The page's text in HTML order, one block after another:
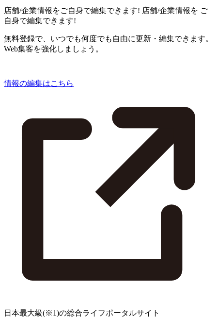
店舗/企業情報をご自身で編集できます! 店舗/企業情報を ご
自身で編集できます!
無料登録で、いつでも何度でも自由に更新・編集できます。
Web集客を強化しましょう。
情報の編集はこちら
日本最大級(※1)の総合ライフポータルサイト